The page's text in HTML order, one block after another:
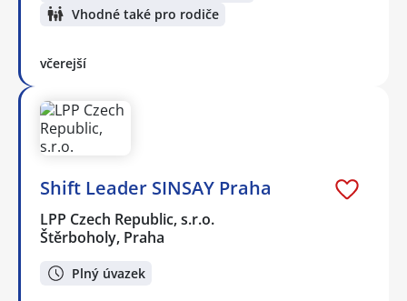
Vhodné také pro rodiče
včerejší
Shift Leader SINSAY Praha
LPP Czech Republic, s.r.o.
Štěrboholy, Praha
Plný úvazek